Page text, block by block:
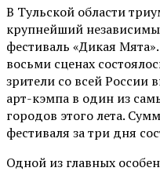
В Тульской области
крупнейший
фестиваль «Дикая
восьми сценах
зрители со всей России
арт-кэмпа в один из
городов этого лета.
фестиваля за три дня
Одной из главных